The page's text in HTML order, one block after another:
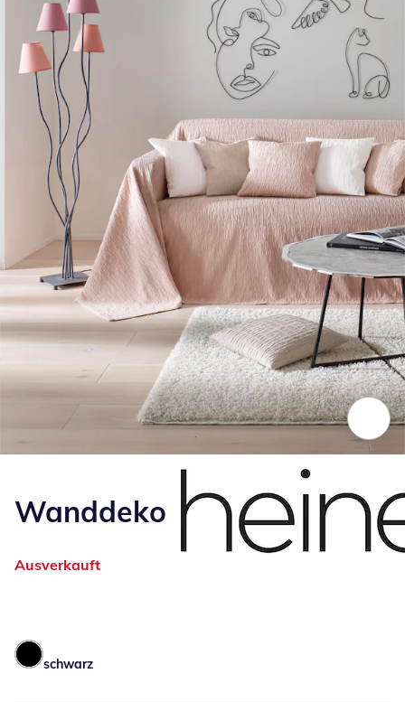
Zum Vergrößern auf das Bild klicken
Wanddeko
Ausverkauft
schwarz